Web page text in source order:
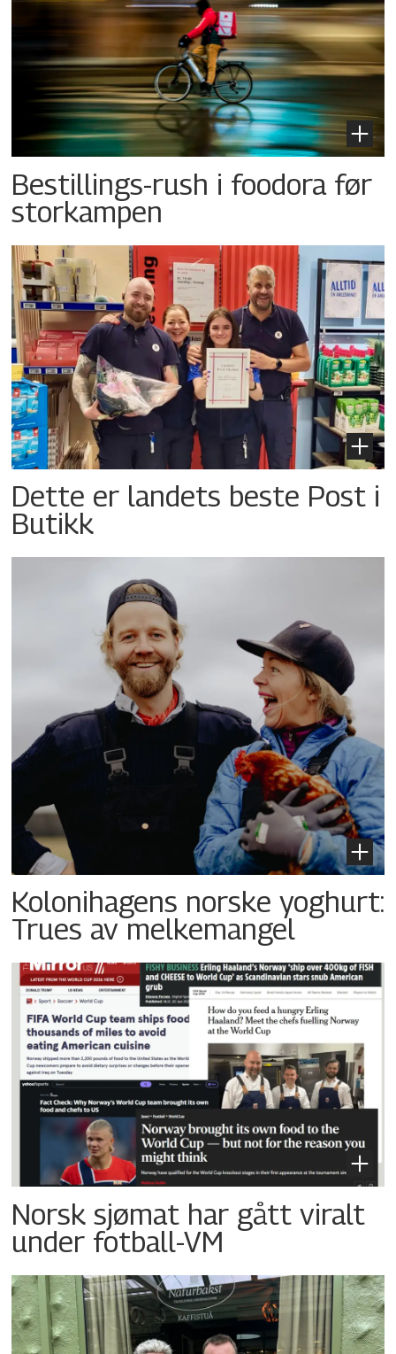
Bestillings-rush i foodora før
storkampen
Dette er landets beste Post i
Butikk
Kolonihagens norske yoghurt:
Trues av melkemangel
Norsk sjømat har gått viralt
under fotball-VM